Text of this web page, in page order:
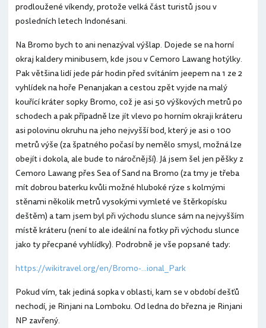
prodloužené víkendy, protože velká část turistů jsou v
posledních letech Indonésani.
Na Bromo bych to ani nenazýval výšlap. Dojede se na horní
okraj kaldery minibusem, kde jsou v Cemoro Lawang hotýlky.
Pak většina lidí jede pár hodin před svítáním jeepem na 1 ze 2
vyhlídek na hoře Penanjakan a cestou zpět vyjde na malý
kouřící kráter sopky Bromo, což je asi 50 výškových metrů po
schodech a pak případně lze jít vlevo po horním okraji kráteru
asi polovinu okruhu na jeho nejvyšší bod, který je asi o 100
metrů výše (za špatného počasí by nemělo smysl, možná lze
obejít i dokola, ale bude to náročnější). Já jsem šel jen pěšky z
Cemoro Lawang přes Sea of Sand na Bromo (za tmy je třeba
mít dobrou baterku kvůli možné hluboké rýze s kolmými
stěnami několik metrů vysokými vymleté ve štěrkopísku
deštěm) a tam jsem byl při východu slunce sám na nejvyšším
místě kráteru (není to ale ideální na fotky při východu slunce
jako ty přecpané vyhlídky). Podrobně je vše popsané tady:
https://wikitravel.org/en/Bromo-...ional_Park
Pokud vím, tak jediná sopka v oblasti, kam se v období dešťů
nechodí, je Rinjani na Lomboku. Od ledna do března je Rinjani
NP zavřený.